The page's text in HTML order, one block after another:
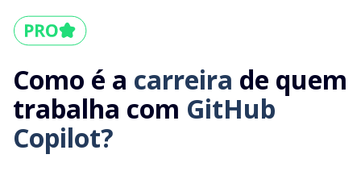
Como é a carreira de quem
trabalha com GitHub
Copilot?